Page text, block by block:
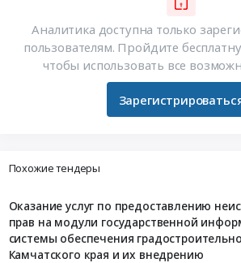
Аналитика доступна только
пользователям. Пройдите
чтобы использовать все
Похожие тендеры
Оказание услуг по предоставлению
прав на модули государственной
системы обеспечения
Камчатского края и их внедрению